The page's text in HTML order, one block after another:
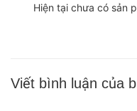
Hiện tại chưa có sản
Viết bình luận của